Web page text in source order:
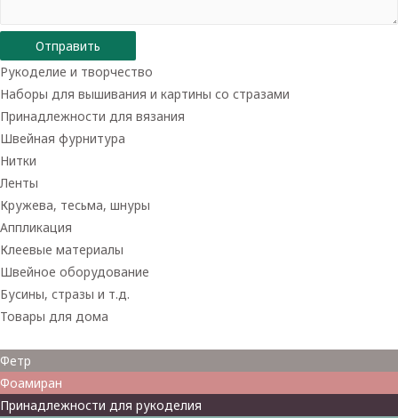
Отправить
Рукоделие и творчество
Наборы для вышивания и картины со стразами
Принадлежности для вязания
Швейная фурнитура
Нитки
Ленты
Кружева, тесьма, шнуры
Аппликация
Клеевые материалы
Швейное оборудование
Бусины, стразы и т.д.
Товары для дома
Фетр
Фоамиран
Принадлежности для рукоделия